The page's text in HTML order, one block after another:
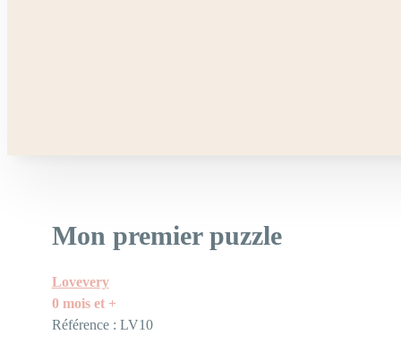
Mon premier puzzle
Lovevery
0 mois et +
Référence : LV10